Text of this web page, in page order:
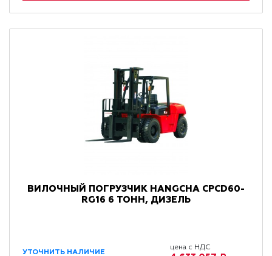
ВИЛОЧНЫЙ ПОГРУЗЧИК HANGCHA CPCD60-
RG16 6 ТОНН, ДИЗЕЛЬ
УТОЧНИТЬ НАЛИЧИЕ
цена с НДС